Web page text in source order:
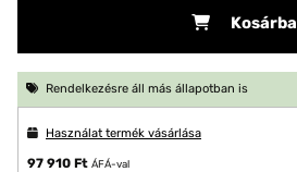
Kosárba
Rendelkezésre áll más állapotban is
Használat termék vásárlása
97 910 Ft ÁFÁ-val